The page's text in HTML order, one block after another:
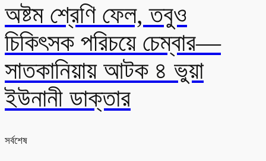
অষ্টম শ্রেণি ফেল, তবুও
চিকিৎসক পরিচয়ে চেম্বার—
সাতকানিয়ায় আটক ৪ ভুয়া
ইউনানী ডাক্তার
সর্বশেষ